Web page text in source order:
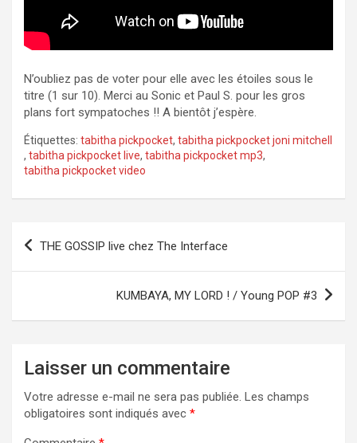
N’oubliez pas de voter pour elle avec les étoiles sous le
titre (1 sur 10). Merci au Sonic et Paul S. pour les gros
plans fort sympatoches !! A bientôt j’espère.
Étiquettes: tabitha pickpocket, tabitha pickpocket joni mitchell
, tabitha pickpocket live, tabitha pickpocket mp3,
tabitha pickpocket video
Navigation
THE GOSSIP live chez The Interface
KUMBAYA, MY LORD ! / Young POP #3
Laisser un commentaire
Votre adresse e-mail ne sera pas publiée. Les champs
obligatoires sont indiqués avec *